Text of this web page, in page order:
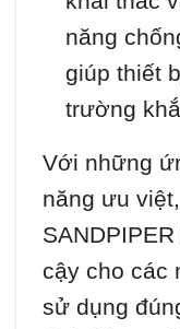
năng
giúp thiết
trường
Với những
năng ưu
cậy cho các
sử dụng